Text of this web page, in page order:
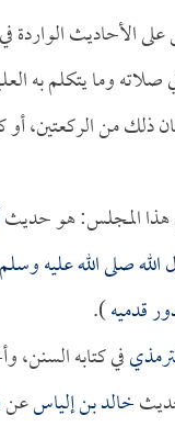
الأحاديث الواردة
وما يتكلم به
ذلك من الركعتين،
هذا المجلس: هو حديث
صلى الله عليه
قدميه).
في كتابه السنن،
خالد بن إلياسعن